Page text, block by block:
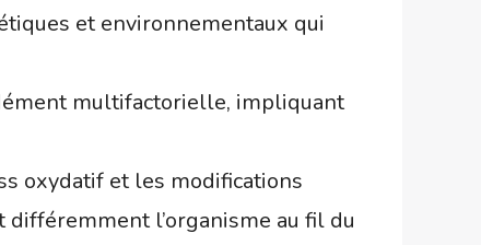
et environnementaux qui
multifactorielle, impliquant
oxydatif et les modifications
l’organisme au fil du